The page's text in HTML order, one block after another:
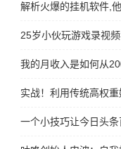
解析火爆的挂机软件,
25岁小伙玩游戏录视频
我的月收入是如何从
实战！利用传统高权重
一个小技巧让今日头